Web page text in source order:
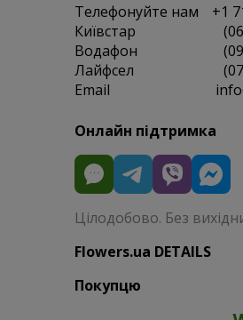
Телефонуйте нам
+1
Київстар
Водафон
Лайфсел
Email
Онлайн підтримка
Цілодобово. Без
Flowers.ua DETAILS
Покупцю